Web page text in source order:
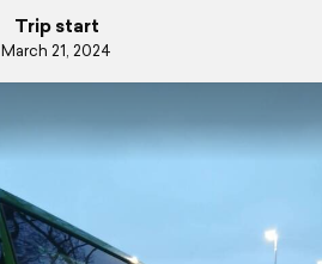
Trip start
March 21, 2024